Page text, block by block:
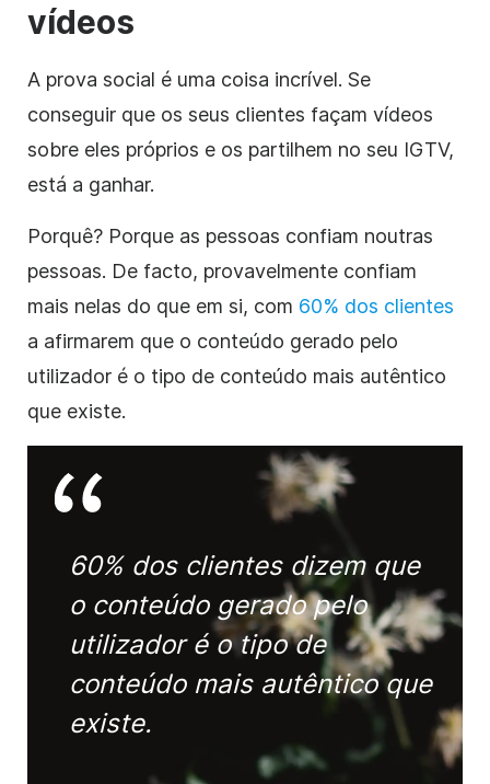
vídeos
A prova social é uma coisa incrível. Se
conseguir que os seus clientes façam vídeos
sobre eles próprios e os partilhem no seu IGTV,
está a ganhar.
Porquê? Porque as pessoas confiam noutras
pessoas. De facto, provavelmente confiam
mais nelas do que em si, com 60% dos clientes
a afirmarem que o conteúdo gerado pelo
utilizador é o tipo de conteúdo mais autêntico
que existe.
60% dos clientes dizem que
o conteúdo gerado pelo
utilizador é o tipo de
conteúdo mais autêntico que
existe.